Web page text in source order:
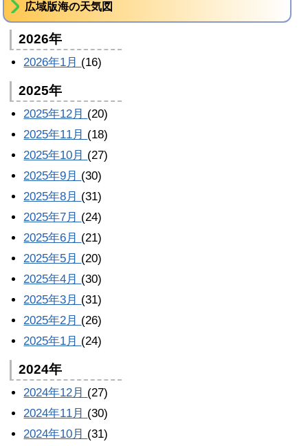
広域版海の天気図
2026年
2026年1月 (16)
2025年
2025年12月 (20)
2025年11月 (18)
2025年10月 (27)
2025年9月 (30)
2025年8月 (31)
2025年7月 (24)
2025年6月 (21)
2025年5月 (20)
2025年4月 (30)
2025年3月 (31)
2025年2月 (26)
2025年1月 (24)
2024年
2024年12月 (27)
2024年11月 (30)
2024年10月 (31)